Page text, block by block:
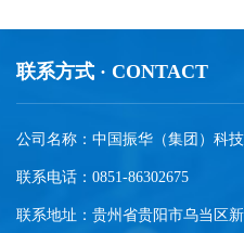
联系方式 · CONTACT
公司名称：中国振华（集团）科
联系电话：0851-86302675
联系地址：贵州省贵阳市乌当区